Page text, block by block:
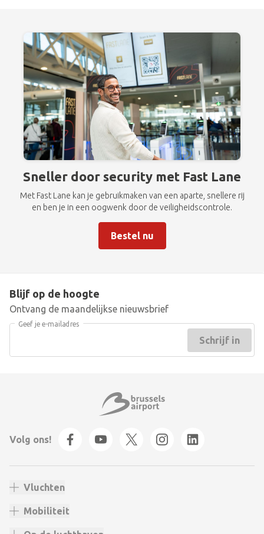
Sneller door security met Fast Lane
Met Fast Lane kan je gebruikmaken van een aparte, snellere rij
en ben je in een oogwenk door de veiligheidscontrole.
Bestel nu